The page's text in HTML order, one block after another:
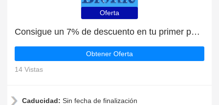
Oferta
Consigue un 7% de descuento en tu primer pedido en Bionic
Obtener Oferta
14 Vistas
Caducidad: Sin fecha de finalización